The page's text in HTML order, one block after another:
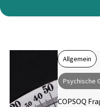
Allgemein
Psychische
COPSOQ